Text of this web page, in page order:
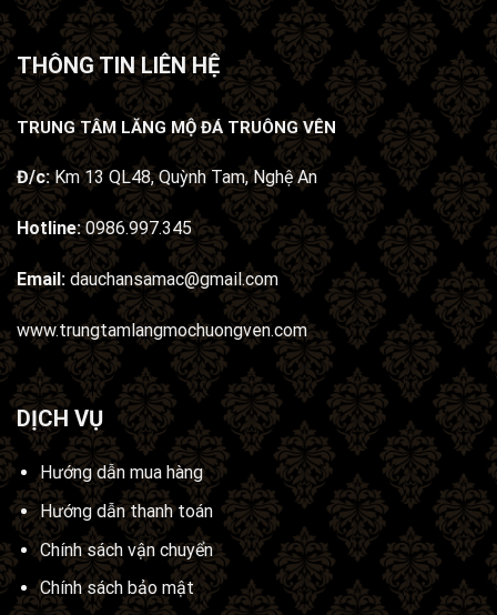
THÔNG TIN LIÊN HỆ
TRUNG TÂM LĂNG MỘ ĐÁ TRUÔNG VÊN
Đ/c:Km 13 QL48, Quỳnh Tam, Nghệ An
Hotline: 0986.997.345
Email: dauchansamac@gmail.com
www.trungtamlangmochuongven.com
DỊCH VỤ
Hướng dẫn mua hàng
Hướng dẫn thanh toán
Chính sách vận chuyển
Chính sách bảo mật